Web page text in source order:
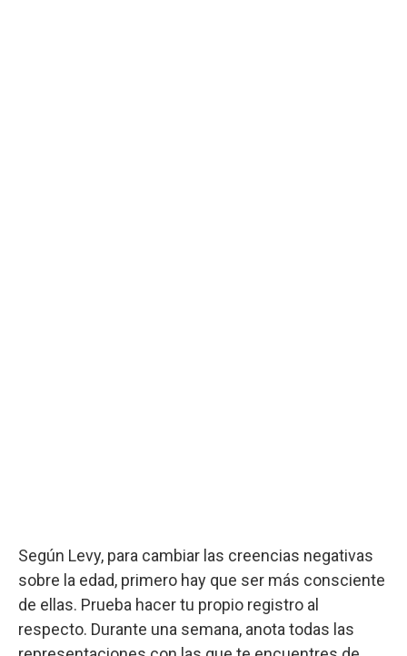
Según Levy, para cambiar las creencias negativas
sobre la edad, primero hay que ser más consciente
de ellas. Prueba hacer tu propio registro al
respecto. Durante una semana, anota todas las